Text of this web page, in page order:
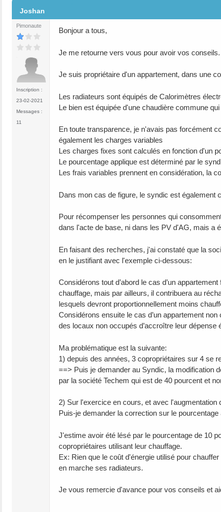
Joshan
Pimonaute
Inscription :
23-02-2021
Messages :
11
Bonjour a tous,
Je me retourne vers vous pour avoir vos conseils.
Je suis propriétaire d'un appartement, dans une
Les radiateurs sont équipés de Calorimètres
Le bien est équipée d'une chaudière commune
En toute transparence, je n'avais pas forcément
également les charges variables
Les charges fixes sont calculés en fonction d'un
Le pourcentage applique est déterminé par le
Les frais variables prennent en considération, la
Dans mon cas de figure, le syndic est également
Pour récompenser les personnes qui
dans l'acte de base, ni dans les PV d'AG, mais a
En faisant des recherches, j'ai constaté que la
en le justifiant avec l'exemple ci-dessous:
Considérons tout d’abord le cas d’un
chauffage, mais par ailleurs, il contribuera au
lesquels devront proportionnellement moins
Considérons ensuite le cas d’un appartement
des locaux non occupés d’accroître leur
Ma problématique est la suivante:
1) depuis des années, 3 copropriétaires sur 4 se
==> Puis je demander au Syndic, la modification
par la société Techem qui est de 40 pourcent et
2) Sur l'exercice en cours, et avec
Puis-je demander la correction sur le
J'estime avoir été lésé par le pourcentage de 10
copropriétaires utilisant leur chauffage.
Ex: Rien que le coût d'énergie utilisé pour
en marche ses radiateurs.
Je vous remercie d'avance pour vos conseils et